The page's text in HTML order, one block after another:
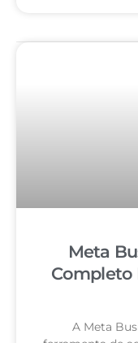
Meta
Completo
A Meta